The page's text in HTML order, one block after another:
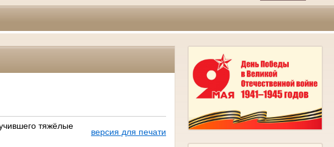
350907, г. Краснодар,
Тел.: (861) 219-24-00
тяжёлые
версия для печати